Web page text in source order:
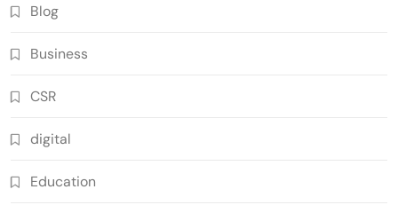
Blog
Business
CSR
digital
Education